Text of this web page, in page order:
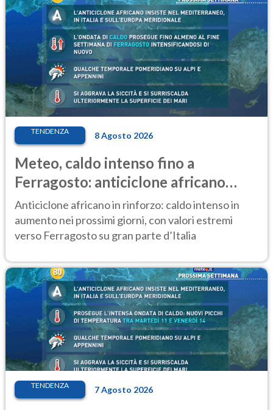
TENDENZA 8 Agosto 2026
Meteo, caldo intenso fino a
Ferragosto: anticiclone africano
ancora protagonista
Anticiclone africano in rinforzo: caldo intenso in
aumento nei prossimi giorni, con valori estremi
verso Ferragosto su gran parte d’Italia
TENDENZA 7 Agosto 2026